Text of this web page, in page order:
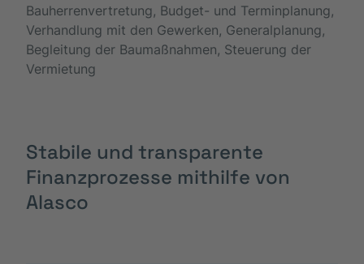
Bauherrenvertretung, Budget- und Terminplanung,
Verhandlung mit den Gewerken, Generalplanung,
Begleitung der Baumaßnahmen, Steuerung der
Vermietung
Stabile und transparente
Finanzprozesse mithilfe von
Alasco